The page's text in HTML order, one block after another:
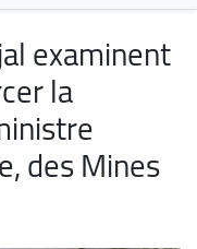
examinent
la
des Mines